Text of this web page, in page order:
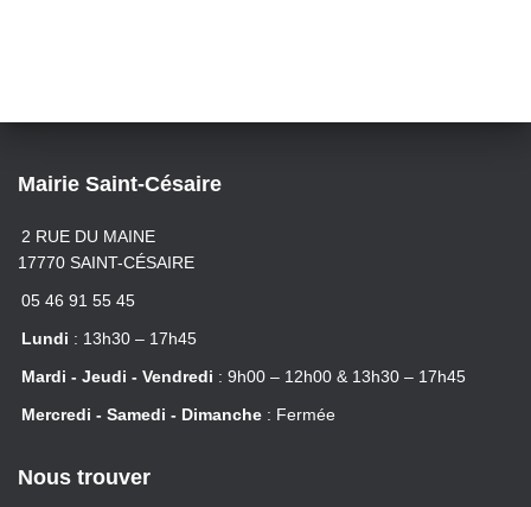
Mairie Saint-Césaire
2 RUE DU MAINE
17770 SAINT-CÉSAIRE
05 46 91 55 45
Lundi : 13h30 – 17h45
Mardi - Jeudi - Vendredi : 9h00 – 12h00 & 13h30 – 17h45
Mercredi - Samedi - Dimanche: Fermée
Nous trouver